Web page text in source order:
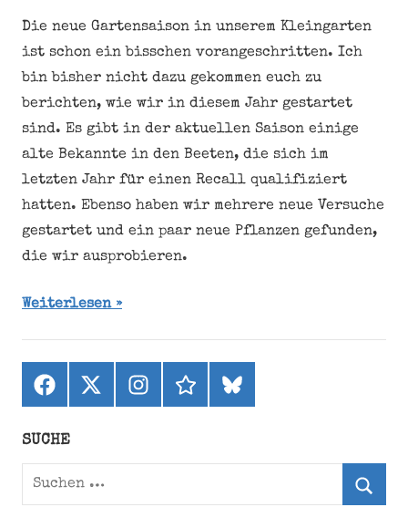
Die neue Gartensaison in unserem Kleingarten
ist schon ein bisschen vorangeschritten. Ich
bin bisher nicht dazu gekommen euch zu
berichten, wie wir in diesem Jahr gestartet
sind. Es gibt in der aktuellen Saison einige
alte Bekannte in den Beeten, die sich im
letzten Jahr für einen Recall qualifiziert
hatten. Ebenso haben wir mehrere neue Versuche
gestartet und ein paar neue Pflanzen gefunden,
die wir ausprobieren.
Weiterlesen
Facebook
X
(ehemals
Instagramthreadsbluesky
SUCHE
Suchen